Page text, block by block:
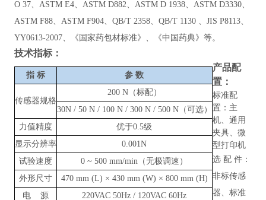
O 37、ASTM E4、ASTM D882、ASTM D 1938、ASTM D3330、
ASTM F88、ASTM F904、QB/T 2358、QB/T 1130 、JIS P8113、
YY0613-2007、
《 国家药包材标准》 、 《中国药典》 等。
技术指标：
指 标 参 数
传感器规格
200 N（标配）
30N / 50 N / 100 N / 300 N / 500 N（可选）
力值精度
优于0.5级
显示分辨率
0.001N
试验速度
0 ~500 mm/min（无极调速）
外形尺寸
470 mm (L) × 430 mm (W) × 800 mm (H)
电
源
220VAC 50Hz / 120VAC 60Hz
产品配
置：
标准配
置：主
机、通用
夹具、微
型打印机
选 配 件：
非标传感
器、标准